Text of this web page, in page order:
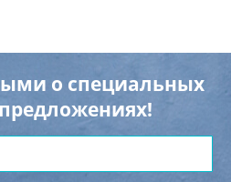
о специальных